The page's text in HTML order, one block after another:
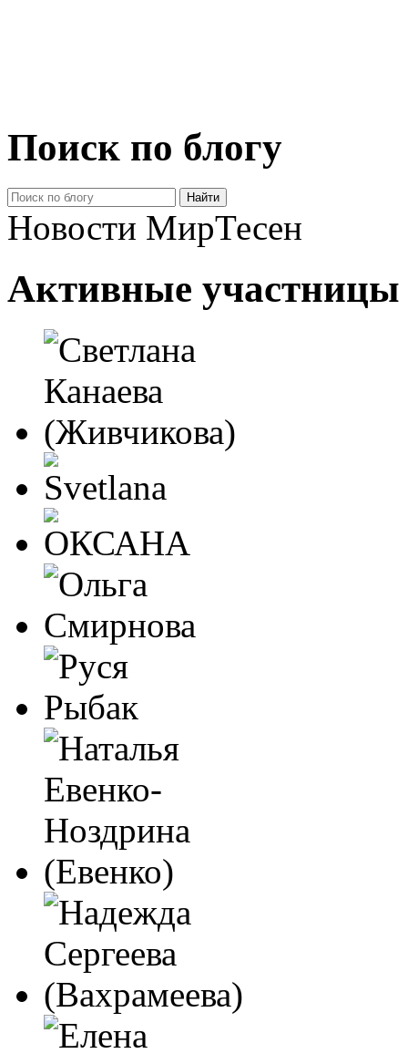
Поиск по блогу
Новости МирТесен
Активные участницы